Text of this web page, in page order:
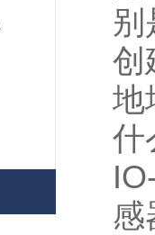
别
创
地
什
感